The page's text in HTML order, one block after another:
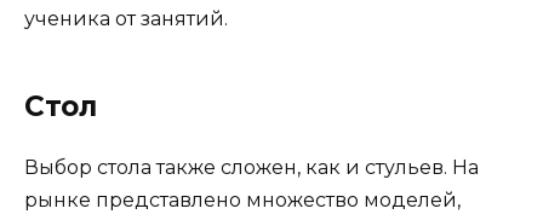
ученика от занятий.
Стол
Выбор стола также сложен, как и стульев. На
рынке представлено множество моделей,